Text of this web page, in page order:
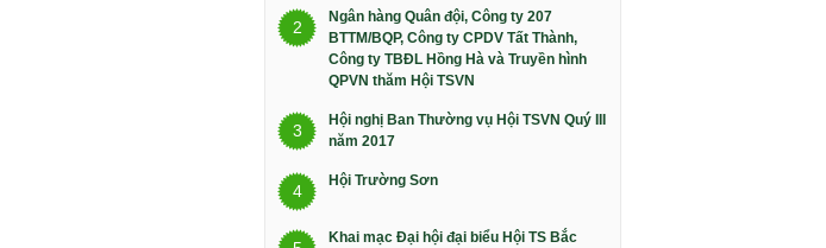
2
Ngân hàng Quân đội, Công ty 207
BTTM/BQP, Công ty CPDV Tất Thành,
Công ty TBĐL Hồng Hà và Truyền hình
QPVN thăm Hội TSVN
3
Hội nghị Ban Thường vụ Hội TSVN Quý III
năm 2017
4
Hội Trường Sơn
Khai mạc Đại hội đại biểu Hội TS Bắc